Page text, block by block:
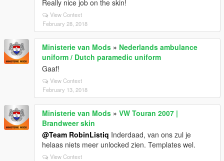
Really nice job on the skin!
View Context
February 28, 2018
Ministerie van Mods » Nederlands ambulance
uniform / Dutch paramedic uniform
Gaaf!
View Context
February 13, 2018
Ministerie van Mods » VW Touran 2007 |
Brandweer skin
@Team RobinListiq Inderdaad, van ons zul je
helaas niets meer unlocked zien. Templates wel.
View Context